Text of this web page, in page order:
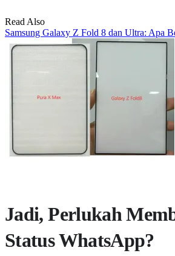
Read Also
Samsung Galaxy Z Fold 8 dan Ultra: Apa
Jadi, Perlukah
Status WhatsApp?